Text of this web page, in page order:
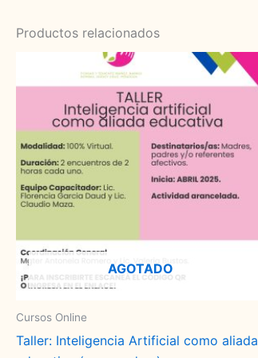
Productos relacionados
AGOTADO
Cursos Online
Taller: Inteligencia Artificial como aliada